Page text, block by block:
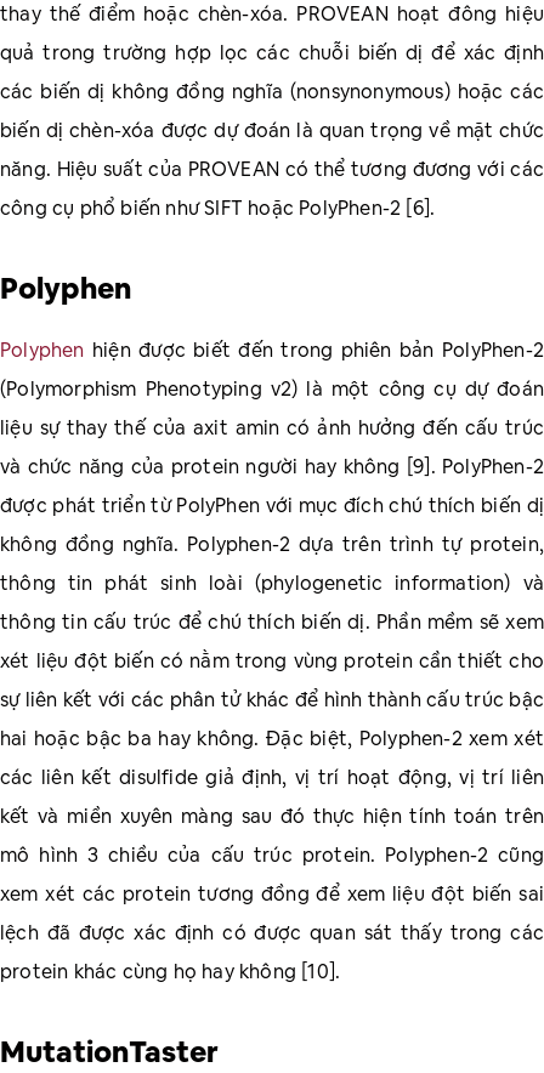
thay thế điểm hoặc chèn-xóa. PROVEAN hoạt đông hiệu
quả trong trường hợp lọc các chuỗi biến dị để xác định
các biến dị không đồng nghĩa (nonsynonymous) hoặc các
biến dị chèn-xóa được dự đoán là quan trọng về mặt chức
năng. Hiệu suất của PROVEAN có thể tương đương với các
công cụ phổ biến như SIFT hoặc PolyPhen-2 [6].
Polyphen
Polyphen hiện được biết đến trong phiên bản PolyPhen-2
(Polymorphism Phenotyping v2) là một công cụ dự đoán
liệu sự thay thế của axit amin có ảnh hưởng đến cấu trúc
và chức năng của protein người hay không [9]. PolyPhen-2
được phát triển từ PolyPhen với mục đích chú thích biến dị
không đồng nghĩa. Polyphen-2 dựa trên trình tự protein,
thông tin phát sinh loài (phylogenetic information) và
thông tin cấu trúc để chú thích biến dị. Phần mềm sẽ xem
xét liệu đột biến có nằm trong vùng protein cần thiết cho
sự liên kết với các phân tử khác để hình thành cấu trúc bậc
hai hoặc bậc ba hay không. Đặc biệt, Polyphen-2 xem xét
các liên kết disulfide giả định, vị trí hoạt động, vị trí liên
kết và miền xuyên màng sau đó thực hiện tính toán trên
mô hình 3 chiều của cấu trúc protein. Polyphen-2 cũng
xem xét các protein tương đồng để xem liệu đột biến sai
lệch đã được xác định có được quan sát thấy trong các
protein khác cùng họ hay không [10].
MutationTaster